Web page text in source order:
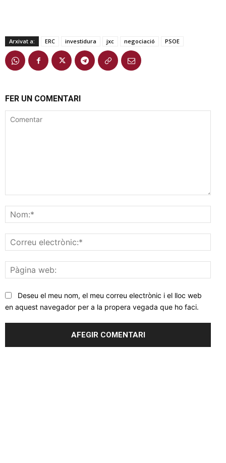
Arxivat a: ERC investidura jxc negociació PSOE
FER UN COMENTARI
web:
Deseu el meu nom, el meu correu electrònic i el lloc web
en aquest navegador per a la propera vegada que ho faci.